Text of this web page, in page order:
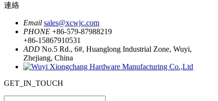
連絡
Email sales@xcwjc.com
PHONE +86-579-87988219
+86-15867910531
ADD No.5 Rd., 6#, Huanglong Industrial Zone, Wuyi,
Zhejiang, China
GET_IN_TOUCH